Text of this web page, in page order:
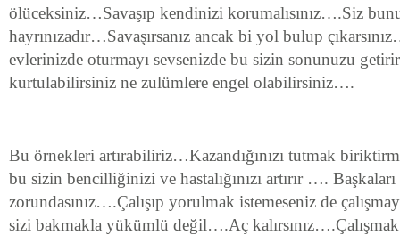
ölüceksiniz…Savaşıp kendinizi korumalısınız….Siz
hayrınızadır…Savaşırsanız ancak bi yol bulup
evlerinizde oturmayı sevsenizde bu sizin sonunuzu
kurtulabilirsiniz ne zulümlere engel olabilirsiniz….
Bu örnekleri artırabiliriz…Kazandığınızı tutmak
bu sizin bencilliğinizi ve hastalığınızı artırır ….
zorundasınız….Çalışıp yorulmak istemeseniz de
sizi bakmakla yükümlü değil….Aç